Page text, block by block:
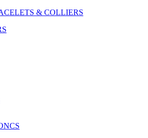
& COLLIERS